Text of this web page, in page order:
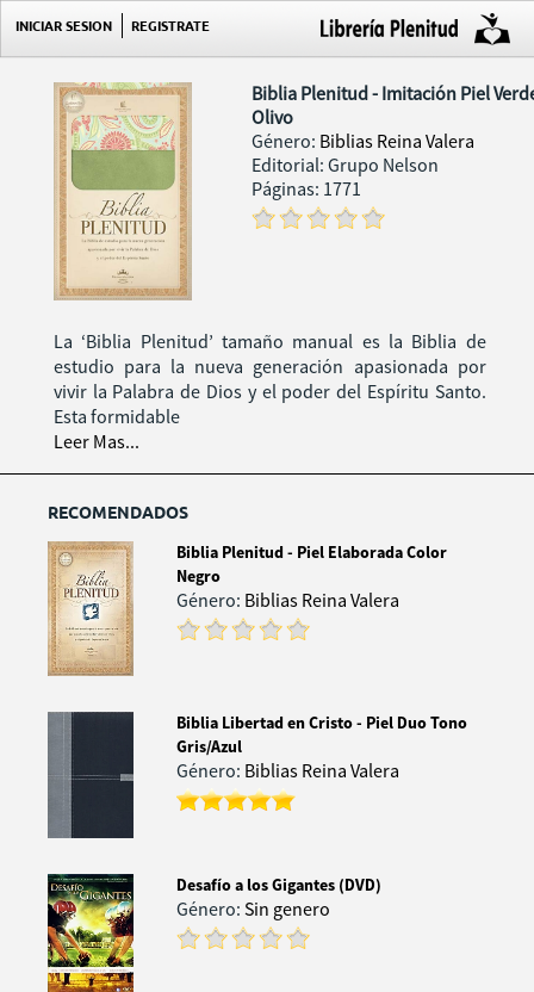
INICIAR SESION REGISTRATE
Biblia Plenitud - Imitación Piel
Olivo
Género: Biblias Reina Valera
Editorial: Grupo Nelson
Páginas: 1771
La ‘Biblia Plenitud’ tamaño manual es la Biblia de
estudio para la nueva generación apasionada por
vivir la Palabra de Dios y el poder del Espíritu Santo.
Esta formidable
Leer Mas...
RECOMENDADOS
Biblia Plenitud - Piel Elaborada Color
Negro
Género: Biblias Reina Valera
Biblia Libertad en Cristo - Piel Duo Tono
Gris/Azul
Género: Biblias Reina Valera
Desafío a los Gigantes (DVD)
Género: Sin genero